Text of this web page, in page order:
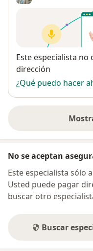
Disponibilidad
Este especialista
dirección
¿Qué puedo hacer
No se aceptan
Este especialista sólo
Usted puede pagar
buscar otro
Buscar